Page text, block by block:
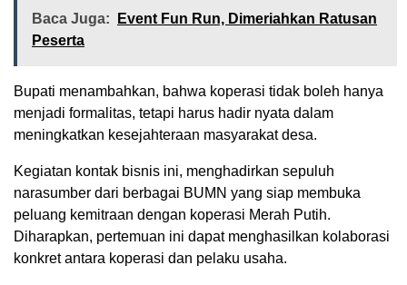
Baca Juga:
Event Fun Run, Dimeriahkan Ratusan
Peserta
Bupati menambahkan, bahwa koperasi tidak boleh hanya
menjadi formalitas, tetapi harus hadir nyata dalam
meningkatkan kesejahteraan masyarakat desa.
Kegiatan kontak bisnis ini, menghadirkan sepuluh
narasumber dari berbagai BUMN yang siap membuka
peluang kemitraan dengan koperasi Merah Putih.
Diharapkan, pertemuan ini dapat menghasilkan kolaborasi
konkret antara koperasi dan pelaku usaha.